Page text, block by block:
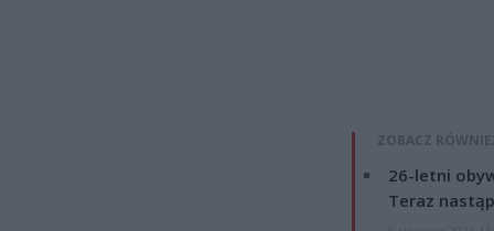
ZOBACZ
26-letni
Teraz